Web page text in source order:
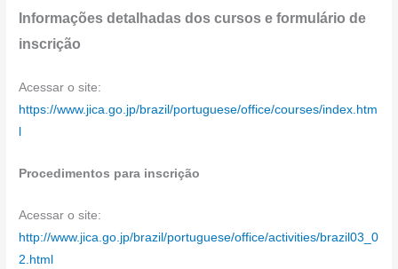
Informações detalhadas dos cursos e formulário de
inscrição
Acessar o site:
https://www.jica.go.jp/brazil/portuguese/office/courses/index.htm
Procedimentos para inscrição
Acessar o site:
http://www.jica.go.jp/brazil/portuguese/office/activities/brazil03_0
2.html